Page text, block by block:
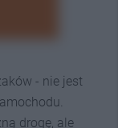
- nie jest
drogę, ale